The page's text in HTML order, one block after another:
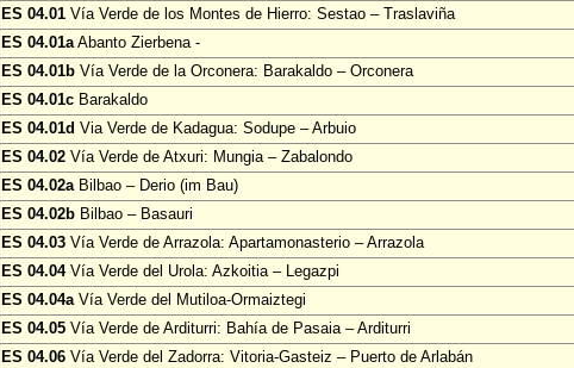
ES 04.01 Vía Verde de los Montes de Hierro: Sestao – Traslaviña
ES 04.01aAbanto Zierbena -
ES 04.01b Vía Verde de la Orconera: Barakaldo – Orconera
ES 04.01c Barakaldo
ES 04.01d Via Verde de Kadagua: Sodupe – Arbuio
ES 04.02 Vía Verde de Atxuri: Mungia – Zabalondo
ES 04.02aBilbao – Derio (im Bau)
ES 04.02b Bilbao – Basauri
ES 04.03 Vía Verde de Arrazola: Apartamonasterio – Arrazola
ES 04.04Vía Verde del Urola: Azkoitia – Legazpi
ES 04.04aVía Verde del Mutiloa-Ormaiztegi
ES 04.05 Vía Verde de Arditurri: Bahía de Pasaia – Arditurri
ES 04.06 Vía Verde del Zadorra: Vitoria-Gasteiz – Puerto de Arlabán